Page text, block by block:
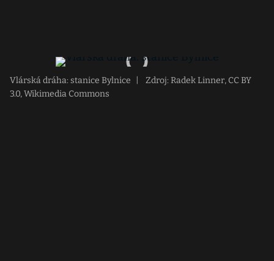
Vlárská dráha: stanice Bylnice
Zdroj: Radek Linner, CC BY
3.0, Wikimedia Commons